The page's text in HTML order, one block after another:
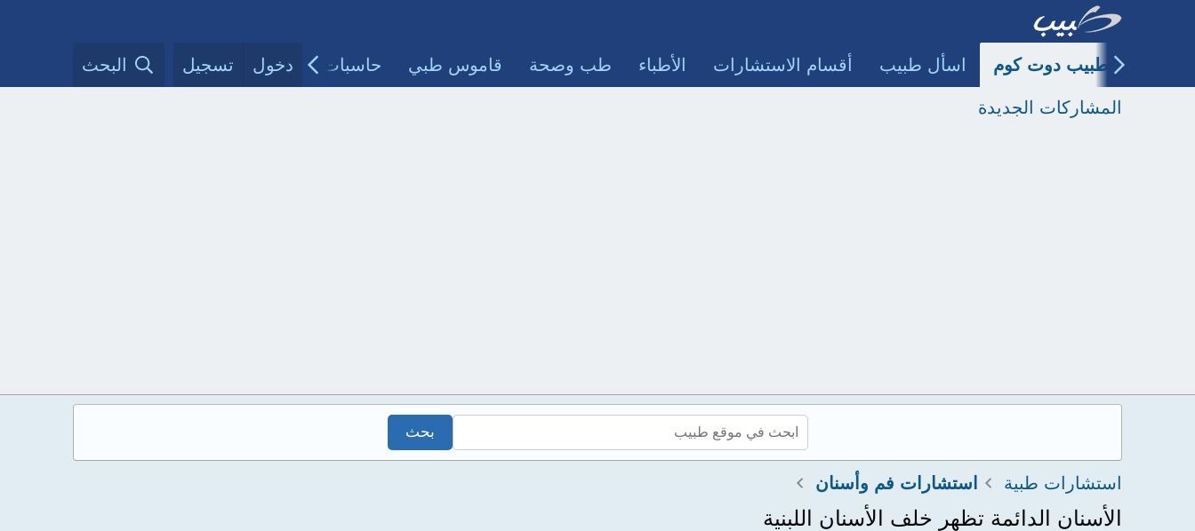
طبيب دوت كوم اسأل طبيب أقسام الاستشارات الأطباء طب وصحة قاموس طبي حاسبات طبية مقالات الأطباءدخول تسجيل البحث
المشاركات الجديدة
استشارات طبية استشارات فم وأسنان
الأسنان الدائمة تظهر خلف الأسنان اللبنية